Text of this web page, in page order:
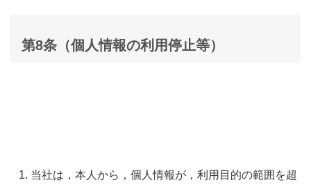
第8条（個人情報の利用停止等）
当社は，本人から，個人情報が，利用目的の範囲を超